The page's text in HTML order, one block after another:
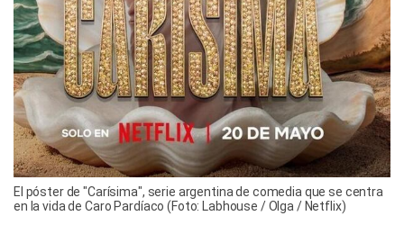
El póster de "Carísima", serie argentina de comedia que se centra
en la vida de Caro Pardíaco (Foto: Labhouse / Olga / Netflix)